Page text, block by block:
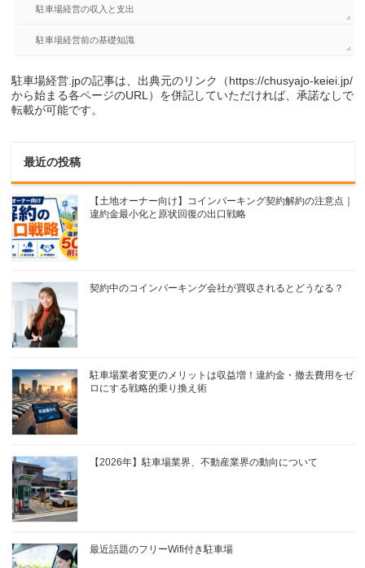
駐車場経営の収入と支出
駐車場経営前の基礎知識
駐車場経営.jpの記事は、出典元のリンク（https://chusyajo-keiei.jp/
から始まる各ページのURL）を併記していただければ、承諾なしで
転載が可能です。
最近の投稿
【土地オーナー向け】コインパーキング契約解約の注意点｜
違約金最小化と原状回復の出口戦略
契約中のコインパーキング会社が買収されるとどうなる？
駐車場業者変更のメリットは収益増！違約金・撤去費用をゼ
ロにする戦略的乗り換え術
【2026年】駐車場業界、不動産業界の動向について
最近話題のフリーWifi付き駐車場